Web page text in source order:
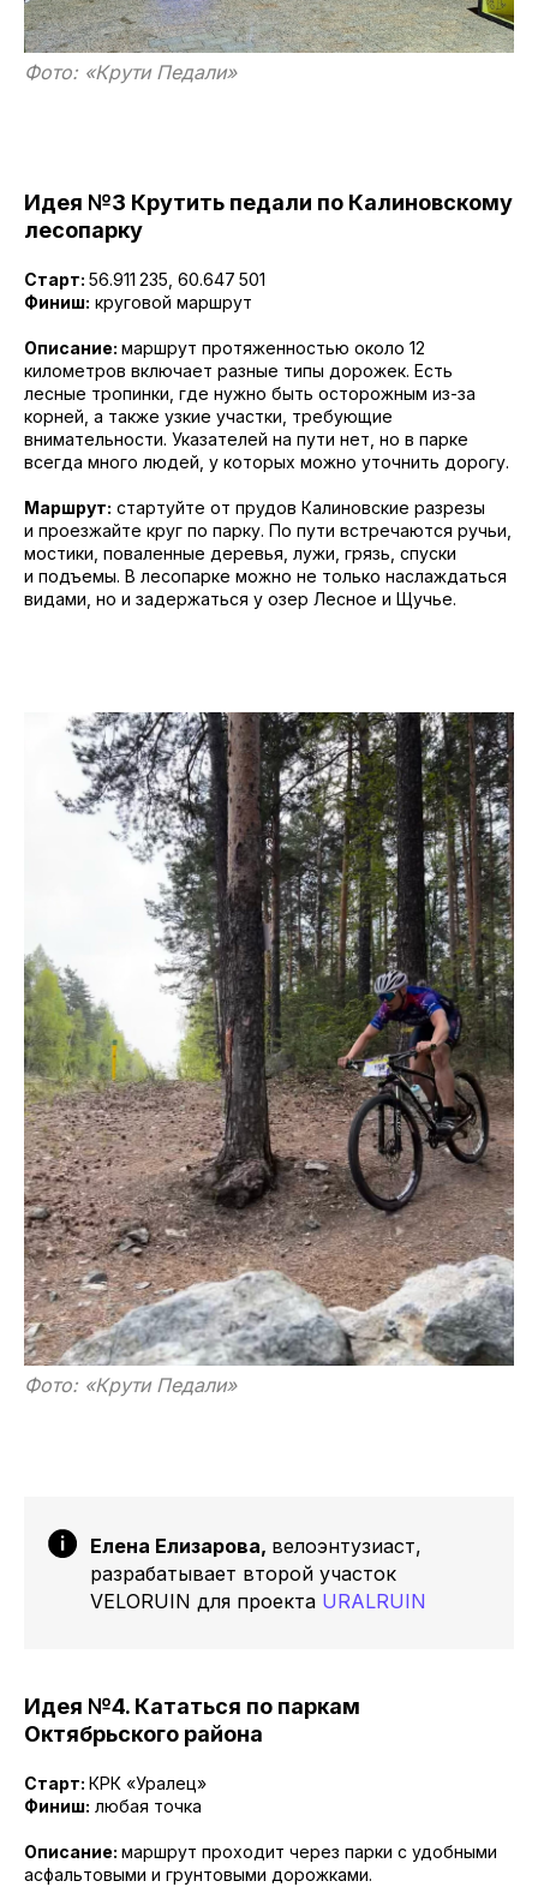
Фото: «Крути Педали»
Идея №3 Крутить педали по Калиновскому
лесопарку
Старт: 56.911 235, 60.647 501
Финиш: круговой маршрут
Описание: маршрут протяженностью около 12
километров включает разные типы дорожек. Есть
лесные тропинки, где нужно быть осторожным из-за
корней, а также узкие участки, требующие
внимательности. Указателей на пути нет, но в парке
всегда много людей, у которых можно уточнить дорогу.
Маршрут: стартуйте от прудов Калиновские разрезы
и проезжайте круг по парку. По пути встречаются ручьи,
мостики, поваленные деревья, лужи, грязь, спуски
и подъемы. В лесопарке можно не только наслаждаться
видами, но и задержаться у озер Лесное и Щучье.
Фото: «Крути Педали»
Елена Елизарова, велоэнтузиаст,
разрабатывает второй участок
VELORUIN для проекта URALRUIN
Идея №4. Кататься по паркам
Октябрьского района
Старт: КРК «Уралец»
Финиш: любая точка
Описание: маршрут проходит через парки с удобными
асфальтовыми и грунтовыми дорожками.